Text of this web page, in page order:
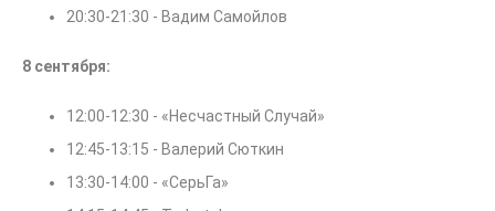
20:30-21:30 - Вадим Самойлов
8 сентября:
12:00-12:30 - «Несчастный Случай»
12:45-13:15 - Валерий Сюткин
13:30-14:00 - «СерьГа»